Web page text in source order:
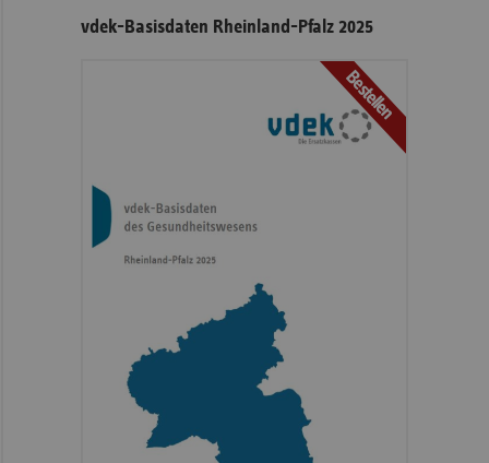
vdek-Basisdaten Rheinland-Pfalz 2025
Bestellen